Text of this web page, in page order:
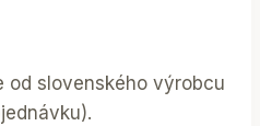
od slovenského výrobcu